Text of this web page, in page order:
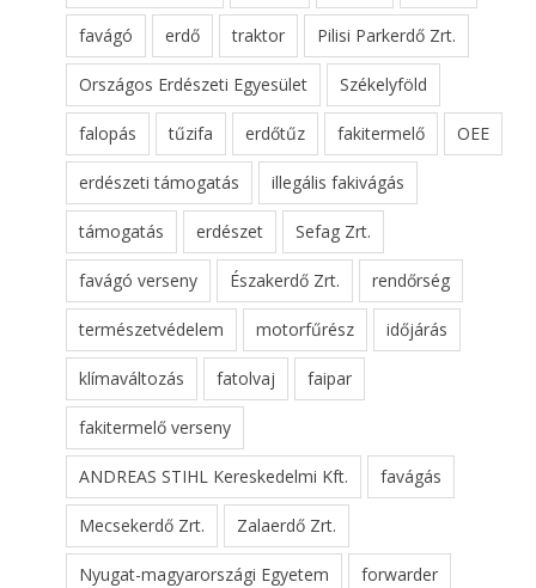
favágó erdő traktor Pilisi Parkerdő Zrt.
Országos Erdészeti Egyesület Székelyföld
falopás tűzifa erdőtűz fakitermelő OEE
erdészeti támogatás illegális fakivágás
támogatás erdészet Sefag Zrt.
favágó verseny Északerdő Zrt. rendőrség
természetvédelem motorfűrész időjárás
klímaváltozás fatolvaj faipar
fakitermelő verseny
ANDREAS STIHL Kereskedelmi Kft. favágás
Mecsekerdő Zrt. Zalaerdő Zrt.
Nyugat-magyarországi Egyetem forwarder